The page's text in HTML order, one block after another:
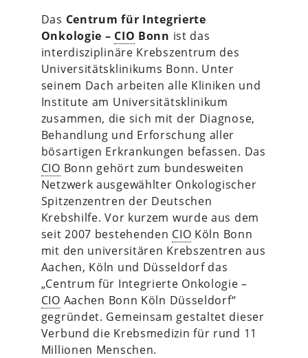
Das Centrum für Integrierte
Onkologie – CIO Bonn ist das
interdisziplinäre Krebszentrum des
Universitätsklinikums Bonn. Unter
seinem Dach arbeiten alle Kliniken und
Institute am Universitätsklinikum
zusammen, die sich mit der Diagnose,
Behandlung und Erforschung aller
bösartigen Erkrankungen befassen. Das
CIO Bonn gehört zum bundesweiten
Netzwerk ausgewählter Onkologischer
Spitzenzentren der Deutschen
Krebshilfe. Vor kurzem wurde aus dem
seit 2007 bestehenden CIO Köln Bonn
mit den universitären Krebszentren aus
Aachen, Köln und Düsseldorf das
„Centrum für Integrierte Onkologie –
CIO Aachen Bonn Köln Düsseldorf“
gegründet. Gemeinsam gestaltet dieser
Verbund die Krebsmedizin für rund 11
Millionen Menschen.